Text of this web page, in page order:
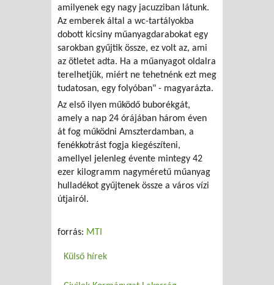
amilyenek egy nagy jacuzziban látunk.
Az emberek által a wc-tartályokba
dobott kicsiny műanyagdarabokat egy
sarokban gyűjtik össze, ez volt az, ami
az ötletet adta. Ha a műanyagot oldalra
terelhetjük, miért ne tehetnénk ezt meg
tudatosan, egy folyóban" - magyarázta.
Az első ilyen működő buborékgát,
amely a nap 24 órájában három éven
át fog működni Amszterdamban, a
fenékkotrást fogja kiegészíteni,
amellyel jelenleg évente mintegy 42
ezer kilogramm nagyméretű műanyag
hulladékot gyűjtenek össze a város vízi
útjairól.
forrás: MTI
Külső hírek